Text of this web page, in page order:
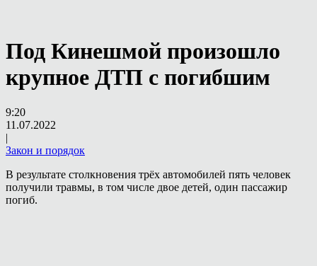
Под Кинешмой произошло
крупное ДТП с погибшим
9:20
11.07.2022
|
Закон и порядок
В результате столкновения трёх автомобилей пять человек
получили травмы, в том числе двое детей, один пассажир
погиб.